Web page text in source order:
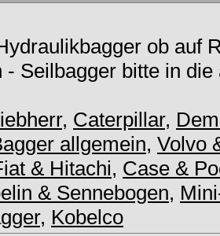
ob auf
- Seilbagger bitte in die
, Caterpillar,
allgemein, Volvo
& Hitachi, Case &
& Sennebogen,
, Kobelco